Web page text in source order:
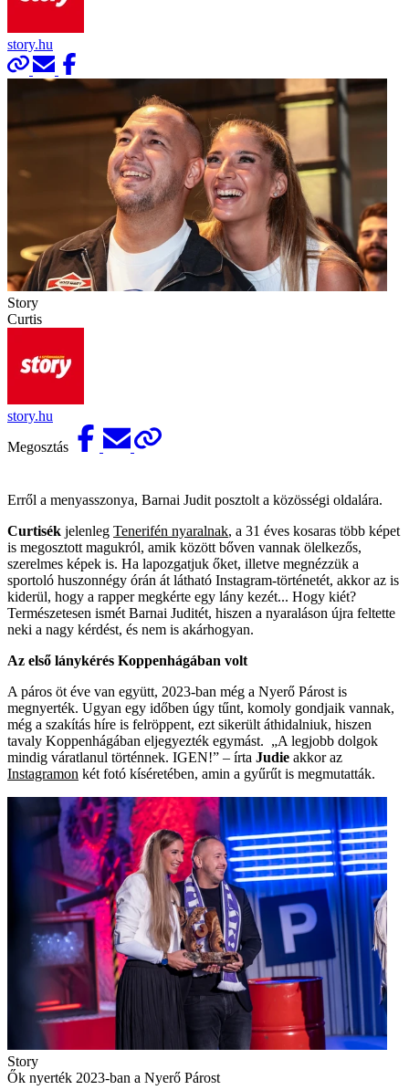
story.hu
Story
Curtis
story.hu
Megosztás
Erről a menyasszonya, Barnai Judit posztolt a közösségi oldalára.
Curtisék jelenleg Tenerifén nyaralnak, a 31 éves kosaras több képet
is megosztott magukról, amik között bőven vannak ölelkezős,
szerelmes képek is. Ha lapozgatjuk őket, illetve megnézzük a
sportoló huszonnégy órán át látható Instagram-történetét, akkor az is
kiderül, hogy a rapper megkérte egy lány kezét... Hogy kiét?
Természetesen ismét Barnai Juditét, hiszen a nyaraláson újra feltette
neki a nagy kérdést, és nem is akárhogyan.
Az első lánykérés Koppenhágában volt
A páros öt éve van együtt, 2023-ban még a Nyerő Párost is
megnyerték. Ugyan egy időben úgy tűnt, komoly gondjaik vannak,
még a szakítás híre is felröppent, ezt sikerült áthidalniuk, hiszen
tavaly Koppenhágában eljegyezték egymást. „A legjobb dolgok
mindig váratlanul történnek. IGEN!” – írta Judie akkor az
Instagramon két fotó kíséretében, amin a gyűrűt is megmutatták.
Story
Ők nyerték 2023-ban a Nyerő Párost